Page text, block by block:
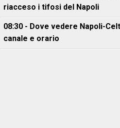
riacceso i tifosi del Napoli
08:30 - Dove vedere Napoli-
canale e orario